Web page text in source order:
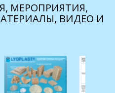
МЕРОПРИЯТИЯ,
ВИДЕО И